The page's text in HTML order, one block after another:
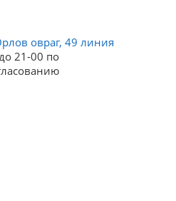
овраг, 49 линия
21-00 по